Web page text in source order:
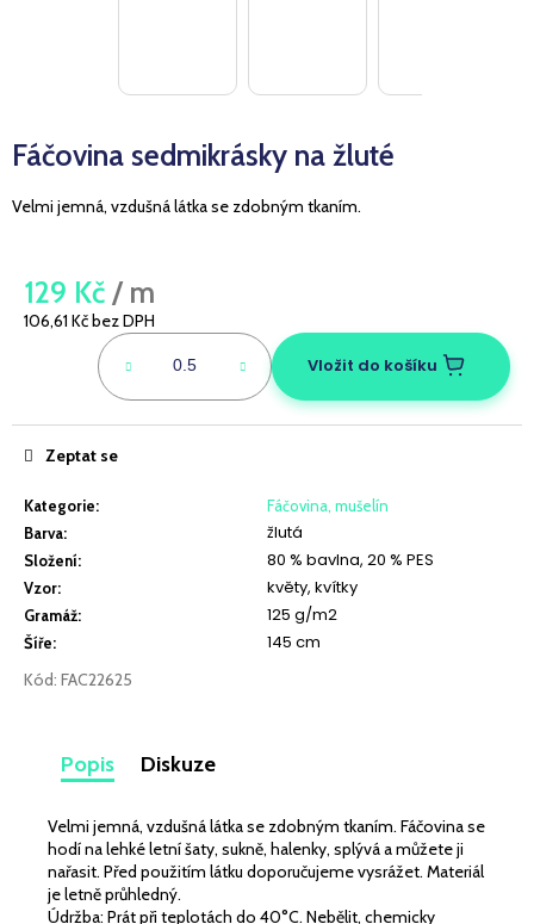
Fáčovina sedmikrásky na žluté
Velmi jemná, vzdušná látka se zdobným tkaním.
129 Kč / m
106,61 Kč bez DPH
Vložit do košíku
Kategorie:
Fáčovina, mušelín
Barva: žlutá
Složení: 80 % bavlna, 20 % PES
Vzor: květy, kvítky
Gramáž: 125 g/m2
Šíře: 145 cm
Kód: FAC22625
Zeptat se
Popis Diskuze
Velmi jemná, vzdušná látka se zdobným tkaním. Fáčovina se
hodí na lehké letní šaty, sukně, halenky, splývá a můžete ji
nařasit. Před použitím látku doporučujeme vysrážet. Materiál
je letně průhledný.
Údržba: Prát při teplotách do 40°C. Nebělit, chemicky
?
p
o
u
č
u
j
e
m
e
ELASTICKÁ
3D
SVĚTLÝ
345
Kč